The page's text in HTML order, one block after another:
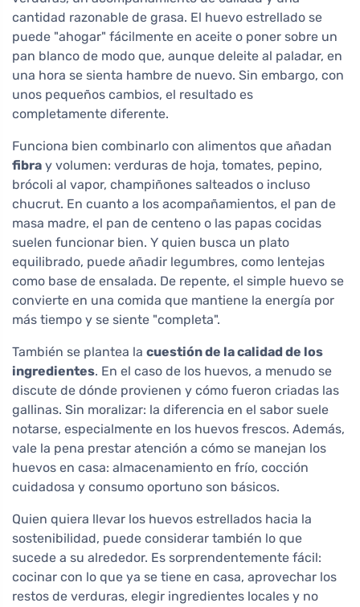
cantidad razonable de grasa. El huevo estrellado se
puede "ahogar" fácilmente en aceite o poner sobre un
pan blanco de modo que, aunque deleite al paladar, en
una hora se sienta hambre de nuevo. Sin embargo, con
unos pequeños cambios, el resultado es
completamente diferente.
Funciona bien combinarlo con alimentos que añadan
fibra y volumen: verduras de hoja, tomates, pepino,
brócoli al vapor, champiñones salteados o incluso
chucrut. En cuanto a los acompañamientos, el pan de
masa madre, el pan de centeno o las papas cocidas
suelen funcionar bien. Y quien busca un plato
equilibrado, puede añadir legumbres, como lentejas
como base de ensalada. De repente, el simple huevo se
convierte en una comida que mantiene la energía por
más tiempo y se siente "completa".
También se plantea la cuestión de la calidad de los
ingredientes. En el caso de los huevos, a menudo se
discute de dónde provienen y cómo fueron criadas las
gallinas. Sin moralizar: la diferencia en el sabor suele
notarse, especialmente en los huevos frescos. Además,
vale la pena prestar atención a cómo se manejan los
huevos en casa: almacenamiento en frío, cocción
cuidadosa y consumo oportuno son básicos.
Quien quiera llevar los huevos estrellados hacia la
sostenibilidad, puede considerar también lo que
sucede a su alrededor. Es sorprendentemente fácil:
cocinar con lo que ya se tiene en casa, aprovechar los
restos de verduras, elegir ingredientes locales y no